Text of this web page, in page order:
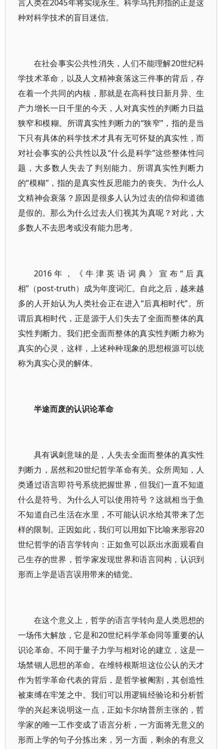
言人类在2045年将实现永生。科学乌托邦指的正是这
种对科学技术的盲目迷信。
在社会事实公共性消失，人们不能理解20世纪科
学技术革命，以及人文精神衰落这三件事的背后，存
在着一个共同的内核，那就是在高科技日新月异、生
产力增长一日千里的今天，人对真实性的判断力日益
狭窄和模糊。所谓真实性判断力的“狭窄”，指的是当
下只有具体的科学技术才具有无可怀疑的真实性，而
对社会事实的公共性以及“什么是科学”这些整体性问
题，大多数人失去了判别能力。所谓真实性判断力
的“模糊”，指的是真实性反思能力的丧失。为什么人
文精神会衰落？原因是很多人认为过去的信仰和道德
是假的。那么为什么过去人们视其为真呢？对此，大
多数人不去思考或没有能力思考。
2016年，《牛津英语词典》宣布“后真
相”（post-truth）成为年度词汇。自此之后，越来越
多的人开始认为人类社会正在进入“后真相时代”。所
谓后真相时代，正是源于人们失去了全面而整体的真
实性判断力。我们把全面而整体的真实性判断力称为
真实的心灵，这样，上述种种现象的思想根源可以统
称为真实心灵的解体。
半途而废的认识论革命
具有讽刺意味的是，人失去全面而整体的真实性
判断力，居然和20世纪哲学革命有关。众所周知，人
类通过语言即符号系统把握世界，但我们一直不知道
什么是符号。为什么人可以使用符号？这就相当于鱼
不知道自己生活在水里，不可能认识水给其带来了怎
样的限制。正因如此，我们可以用如下比喻来形容20
世纪哲学的语言学转向：正如鱼可以跃出水面观看自
己生存的世界，哲学家发现世界和语言同构，认识到
形而上学是语言误用带来的错觉。
在这个意义上，哲学的语言学转向是人类思想的
一场伟大解放，它是和20世纪科学革命同等重要的认
识论革命。不同于量子力学与相对论的建立，这是一
场禁锢人思想的革命。在维特根斯坦这位公认的天才
作为哲学革命代表的背后，是哲学被阉割，其创造性
被束缚在牢笼之中。我们可以用逻辑经验论和分析哲
学的兴起来说明这一点，正如卡尔纳普所主张的，哲
学家的唯一工作变成了语言分析，一方面将无意义的
形而上学的句子分拣出来，另一方面，剩余的有意义